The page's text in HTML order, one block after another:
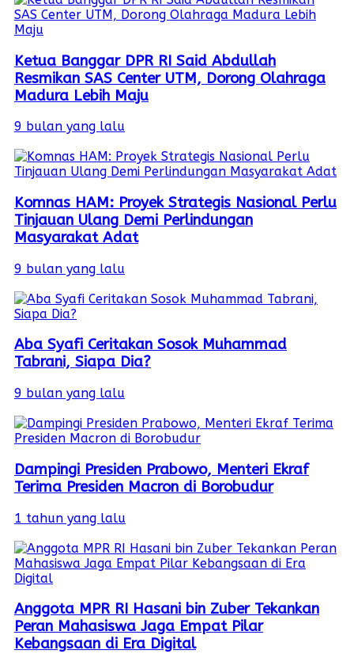
Ketua Banggar DPR RI Said Abdullah
Resmikan SAS Center UTM, Dorong Olahraga
Madura Lebih Maju
9 bulan yang lalu
Komnas HAM: Proyek Strategis Nasional Perlu
Tinjauan Ulang Demi Perlindungan
Masyarakat Adat
9 bulan yang lalu
Aba Syafi Ceritakan Sosok Muhammad
Tabrani, Siapa Dia?
9 bulan yang lalu
Dampingi Presiden Prabowo, Menteri Ekraf
Terima Presiden Macron di Borobudur
1 tahun yang lalu
Anggota MPR RI Hasani bin Zuber Tekankan
Peran Mahasiswa Jaga Empat Pilar
Kebangsaan di Era Digital